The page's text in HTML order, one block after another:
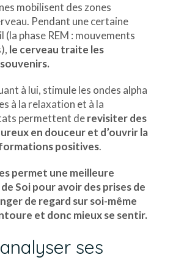
mobilisent des zones
Pendant une certaine
(la phase REM : mouvements
le cerveau traite les
à lui, stimule les ondes alpha
à la relaxation et à la
permettent derevisiter des
en douceur et d’ouvrir la
positives.
permet une meilleure
Soi pour avoir des prises de
de regard sur soi-même
et donc mieux se sentir.
ses